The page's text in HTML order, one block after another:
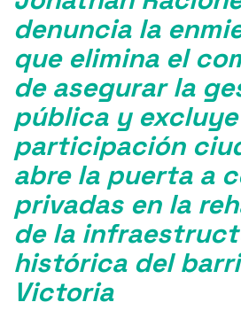
denuncia la
que elimina el
de asegurar la
pública y
participación
abre la puerta a
privadas en la
de la
histórica del
Victoria